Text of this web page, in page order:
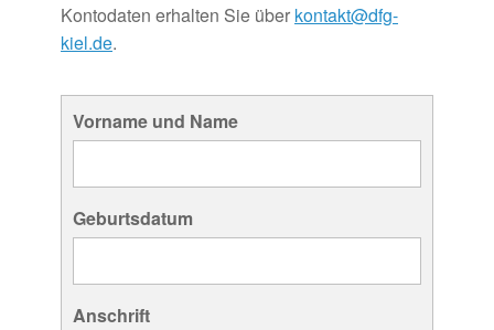
Kontodaten erhalten Sie über kontakt@dfg-
kiel.de.
Vorname und Name
Geburtsdatum
Anschrift